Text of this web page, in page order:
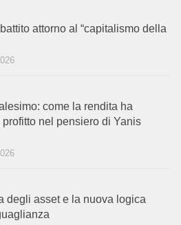
attorno al “capitalismo della
come la rendita ha
profitto nel pensiero di Yanis
degli asset e la nuova logica